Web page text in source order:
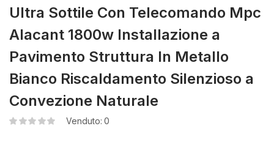
Ultra Sottile Con Telecomando Mpc
Alacant 1800w Installazione a
Pavimento Struttura In Metallo
Bianco Riscaldamento Silenzioso a
Convezione Naturale
Venduto: 0